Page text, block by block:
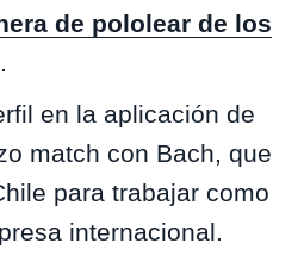
de pololear de los
.
en la aplicación de
match con Bach, que
para trabajar como
internacional.